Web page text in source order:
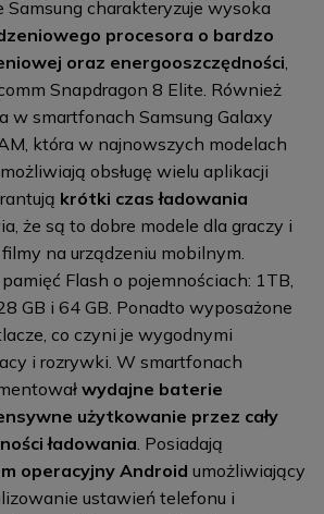
charakteryzuje wysoka
procesora o bardzo
oraz energooszczędności
Snapdragon 8 Elite. Również
w smartfonach Samsung Galaxy
która w najnowszych modelach
obsługę wielu aplikacji
krótki czas ładowania
że są to dobre modele dla graczy i
na urządzeniu mobilnym.
Flash o pojemnościach: 1TB,
GB i 64 GB. Ponadto wyposażone
co czyni je wygodnymi
i rozrywki. W smartfonach
wydajne baterie
użytkowanie przez cały
ładowania . Posiadają
operacyjny Android umożliwiający
ustawień telefonu i